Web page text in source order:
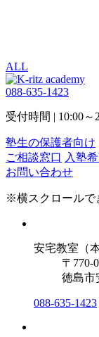
ALL
088-635-1423
受付時間 | 10:00
塾生の保護者向け
ご相談窓口 入塾
お問い合わせ
※横スクロールで
安宅教室（本
〒770-
徳島市
088-635-1423